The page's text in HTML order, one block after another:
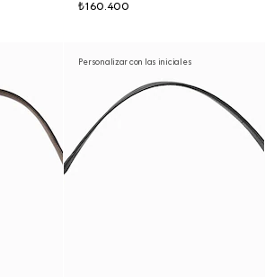
₺160.400
Personalizar con las iniciales